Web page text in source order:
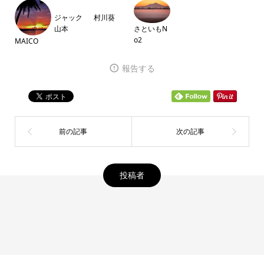
MAICO
ジャック
山本
村川葵
さといもN
o2
報告する
投稿者